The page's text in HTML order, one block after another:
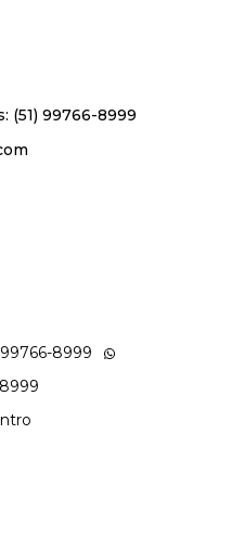
(51) 99766-8999
8999